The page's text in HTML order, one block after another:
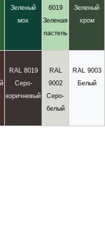
Зеленый
мох
6019
Зеленая
пастель
Зеленый
хром
RAL 8019
Серо-
коричневый
RAL
9002
Серо-
белый
RAL 9003
Белый